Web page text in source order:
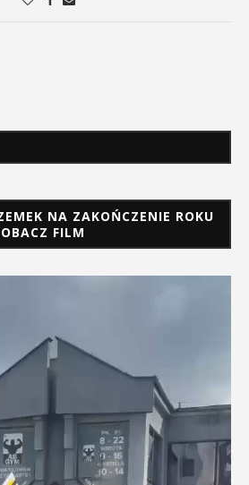
NA ZAKOŃCZENIE ROKU
FILM